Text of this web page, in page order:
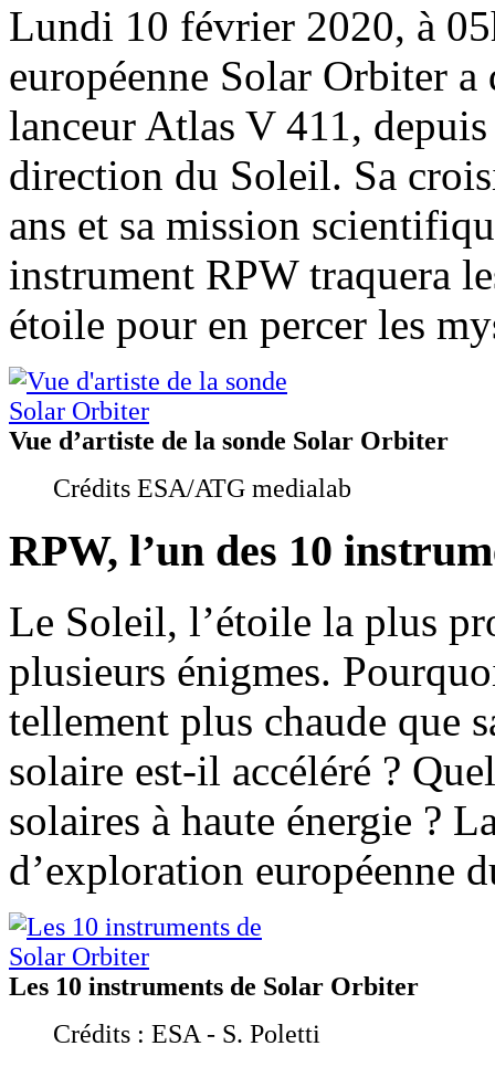
Lundi 10 février 2020, à
européenne Solar Orbiter
lanceur Atlas V 411,
direction du Soleil. Sa
ans et sa mission
instrument RPW traquera
étoile pour en percer les
Vue d’artiste de la sonde Solar Orbiter
Crédits ESA/ATG medialab
RPW, l’un des 10
Le Soleil, l’étoile la plus
plusieurs énigmes.
tellement plus chaude que
solaire est-il accéléré ?
solaires à haute énergie ?
d’exploration européenne
Les 10 instruments de Solar Orbiter
Crédits : ESA - S. Poletti